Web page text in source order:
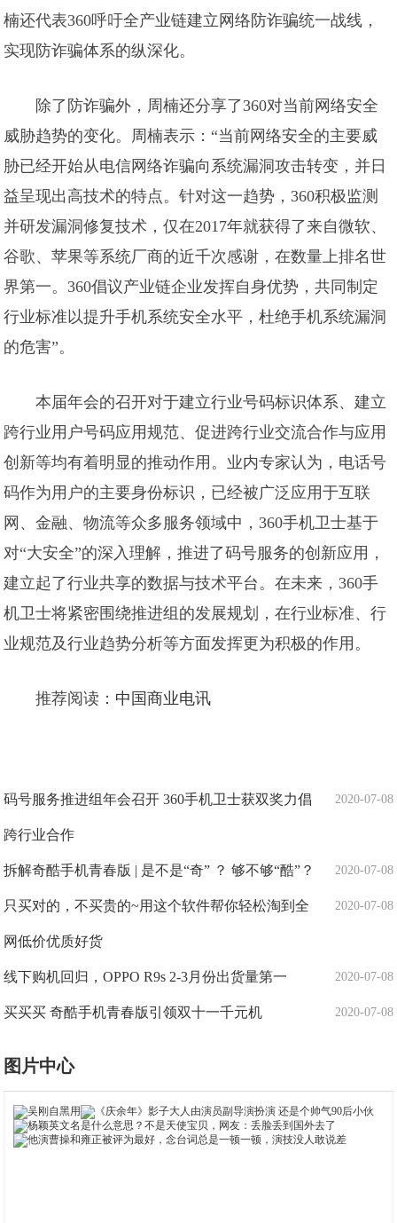
楠还代表360呼吁全产业链建立网络防诈骗统一战线，
实现防诈骗体系的纵深化。
除了防诈骗外，周楠还分享了360对当前网络安全
威胁趋势的变化。周楠表示：“当前网络安全的主要威
胁已经开始从电信网络诈骗向系统漏洞攻击转变，并日
益呈现出高技术的特点。针对这一趋势，360积极监测
并研发漏洞修复技术，仅在2017年就获得了来自微软、
谷歌、苹果等系统厂商的近千次感谢，在数量上排名世
界第一。360倡议产业链企业发挥自身优势，共同制定
行业标准以提升手机系统安全水平，杜绝手机系统漏洞
的危害”。
本届年会的召开对于建立行业号码标识体系、建立
跨行业用户号码应用规范、促进跨行业交流合作与应用
创新等均有着明显的推动作用。业内专家认为，电话号
码作为用户的主要身份标识，已经被广泛应用于互联
网、金融、物流等众多服务领域中，360手机卫士基于
对“大安全”的深入理解，推进了码号服务的创新应用，
建立起了行业共享的数据与技术平台。在未来，360手
机卫士将紧密围绕推进组的发展规划，在行业标准、行
业规范及行业趋势分析等方面发挥更为积极的作用。
推荐阅读： 中国商业电讯
2020-07-08
码号服务推进组年会召开 360手机卫士获双奖力倡
跨行业合作
2020-07-08
拆解奇酷手机青春版 | 是不是“奇” ？ 够不够“酷”？
2020-07-08
只买对的，不买贵的~用这个软件帮你轻松淘到全
网低价优质好货
2020-07-08
线下购机回归，OPPO R9s 2-3月份出货量第一
2020-07-08
买买买 奇酷手机青春版引领双十一千元机
图片中心